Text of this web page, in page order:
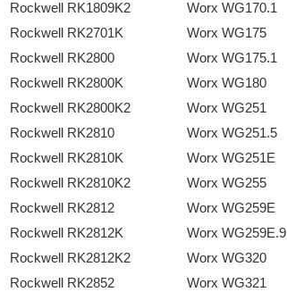
Rockwell RK1809K2
Worx WG170.1
Rockwell RK2701K
Worx WG175
Rockwell RK2800
Worx WG175.1
Rockwell RK2800K
Worx WG180
Rockwell RK2800K2
Worx WG251
Rockwell RK2810
Worx WG251.5
Rockwell RK2810K
Worx WG251E
Rockwell RK2810K2
Worx WG255
Rockwell RK2812
Worx WG259E
Rockwell RK2812K
Worx WG259E.9
Rockwell RK2812K2
Worx WG320
Rockwell RK2852
Worx WG321